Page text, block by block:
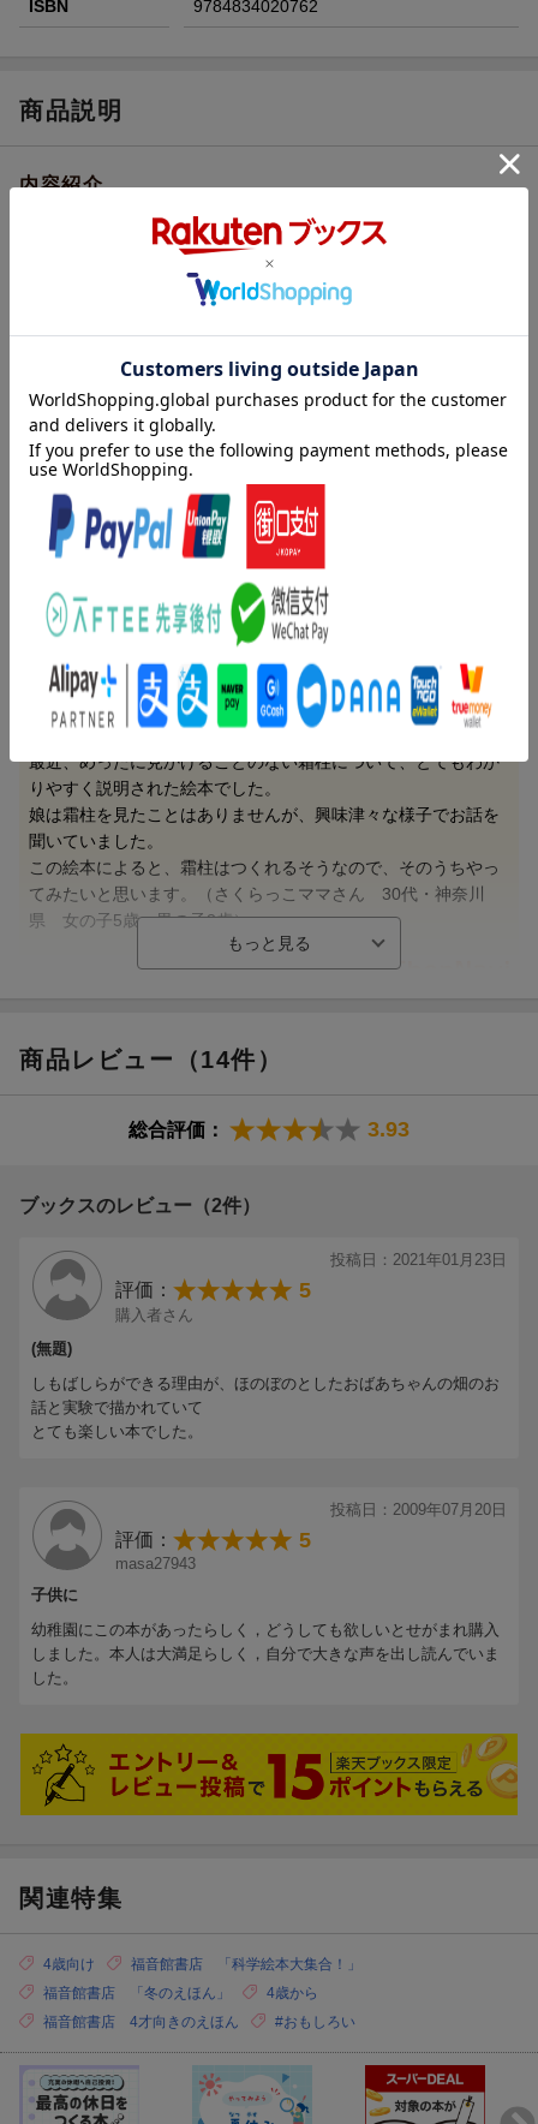
ISBN 9784834020762
商品説明
内容紹介
霜柱って知ってますか？ 凍るように寒い冬の朝、畑などの土の
上を歩くとサクッサクッとくずれる、地面にできた細い氷の柱が
霜柱です。どんなところにできるのかな？ どんなときにできる
のかな？ 霜柱探検をしてみよう！ あなたが暖かい地方に住ん
でいて、霜柱が見られなくても大丈夫。家庭の冷蔵庫の冷凍室で
霜柱を作る方法も載っています。観察と実験の楽しさを魅力的な
絵とともにつたえる科学絵本です。
内容紹介（「BOOK」データベースより）
さむいあさです。「おばあちゃん、どこいくの？」「だいこんを
とりに、はたけにいくんだよ、はーちゃん」「ぼくもいく！」読
んであげるなら４才〜、自分で読むなら小学校初級むき。
内容紹介（情報提供：絵本ナビ）
最近、めったに見かけることのない霜柱について、とてもわか
りやすく説明された絵本でした。
娘は霜柱を見たことはありませんが、興味津々な様子でお話を
聞いていました。
この絵本によると、霜柱はつくれるそうなので、そのうちやっ
てみたいと思います。（さくらっこママさん 30代・神奈川
県 女の子5歳、男の子3歳）
商品レビュー（14件）
総合評価： 3.93
ブックスのレビュー（2件）
投稿日：2021年01月23日
評価： 5
購入者さん
(無題)
しもばしらができる理由が、ほのぼのとしたおばあちゃんの畑のお
話と実験で描かれていて
とても楽しい本でした。
投稿日：2009年07月20日
評価： 5
masa27943
子供に
幼稚園にこの本があったらしく，どうしても欲しいとせがまれ購入
しました。本人は大満足らしく，自分で大きな声を出し読んでいま
した。
関連特集
4歳向け
福音館書店 「科学絵本大集合！」
福音館書店 「冬のえほん」
4歳から
福音館書店 4才向きのえほん
#おもしろい